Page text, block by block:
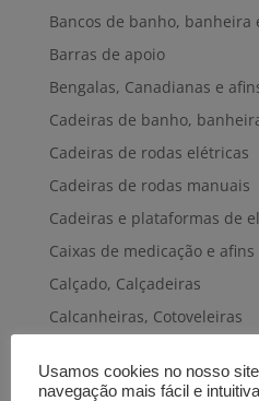
Bancos de banho, banheira
Barras de apoio
Bengalas, Canadianas e
Cadeiras de banho,
Cadeiras de rodas elétricas
Cadeiras de rodas manuais
Cadeiras e plataformas de
Caixas de medicação e afins
Calçado, Calçadeiras
Calcanheiras, Cotoveleiras
Carros hospitalares
Usamos cookies no nosso
navegação mais fácil e